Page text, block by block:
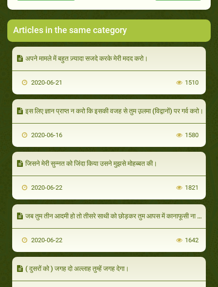
Articles in the same category
अपने मामले में बहुत ज़्यादा सजदे करके मेरी मदद करो।
2020-06-21 1510
इस लिए ज्ञान प्राप्त न करो कि इसकी वजह से तुम उ़लमा (विद्वानों) पर गर्व करो।
2020-06-16 1580
जिसने मेरी सुन्नत को जिंदा किया उसने मुझसे मोहब्बत की।
2020-06-22 1821
जब तुम तीन आदमी हो तो तीसरे साथी को छोड़कर तुम आपस में कानाफूसी ना किया करो।
2020-06-22 1642
( दुसरों को ) जगह दो अल्लाह तुम्हें जगह देगा।